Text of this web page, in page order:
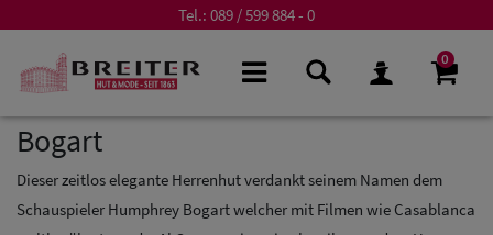
Tel.: 089 / 599 884 - 0
0
Bogart
Dieser zeitlos elegante Herrenhut verdankt seinem Namen dem
Schauspieler Humphrey Bogart welcher mit Filmen wie Casablanca